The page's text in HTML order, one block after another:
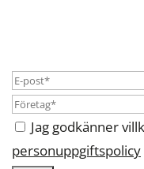
Jag godkänner
personuppgiftspolicy